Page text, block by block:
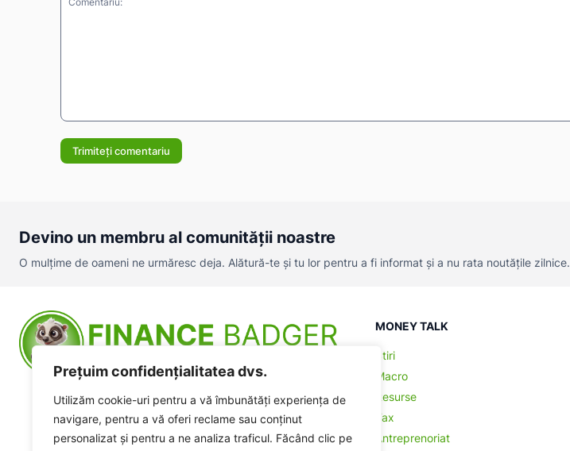
Prețuim confidențialitatea dvs.
Utilizăm cookie-uri pentru a vă îmbunătăți experiența de
navigare, pentru a vă oferi reclame sau conținut
personalizat și pentru a ne analiza traficul. Făcând clic pe
Devino un membru al comunității noastre
O mulțime de oameni ne urmăresc deja. Alătură-te și tu lor pentru a fi informat și a nu rata noutățile zilnice.
MONEY TALK
Știri
Macro
Resurse
Tax
Antreprenoriat